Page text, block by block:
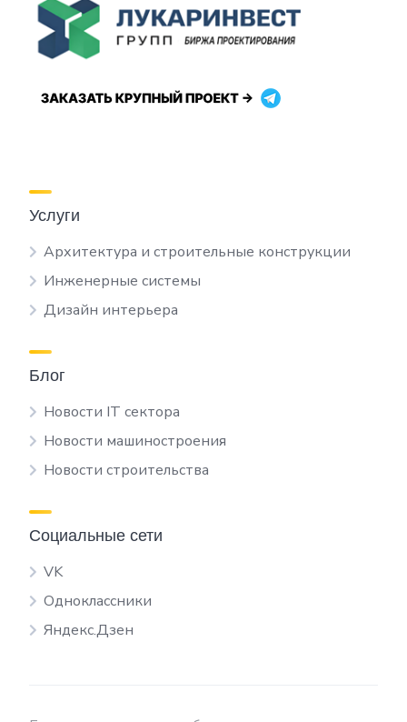
Услуги
Архитектура и строительные конструкции
Инженерные системы
Дизайн интерьера
Блог
Новости IT сектора
Новости машиностроения
Новости строительства
Социальные сети
VK
Одноклассники
Яндекс.Дзен